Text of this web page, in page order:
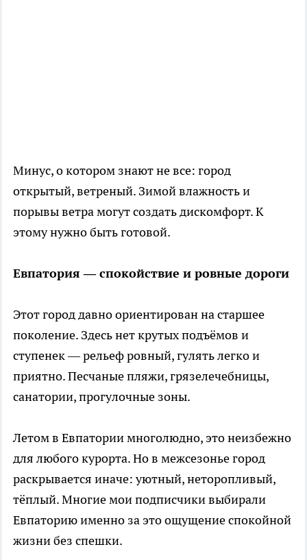
Минус, о котором знают не все: город
открытый, ветреный. Зимой влажность и
порывы ветра могут создать дискомфорт. К
этому нужно быть готовой.
Евпатория — спокойствие и ровные дороги
Этот город давно ориентирован на старшее
поколение. Здесь нет крутых подъёмов и
ступенек — рельеф ровный, гулять легко и
приятно. Песчаные пляжи, грязелечебницы,
санатории, прогулочные зоны.
Летом в Евпатории многолюдно, это неизбежно
для любого курорта. Но в межсезонье город
раскрывается иначе: уютный, неторопливый,
тёплый. Многие мои подписчики выбирали
Евпаторию именно за это ощущение спокойной
жизни без спешки.